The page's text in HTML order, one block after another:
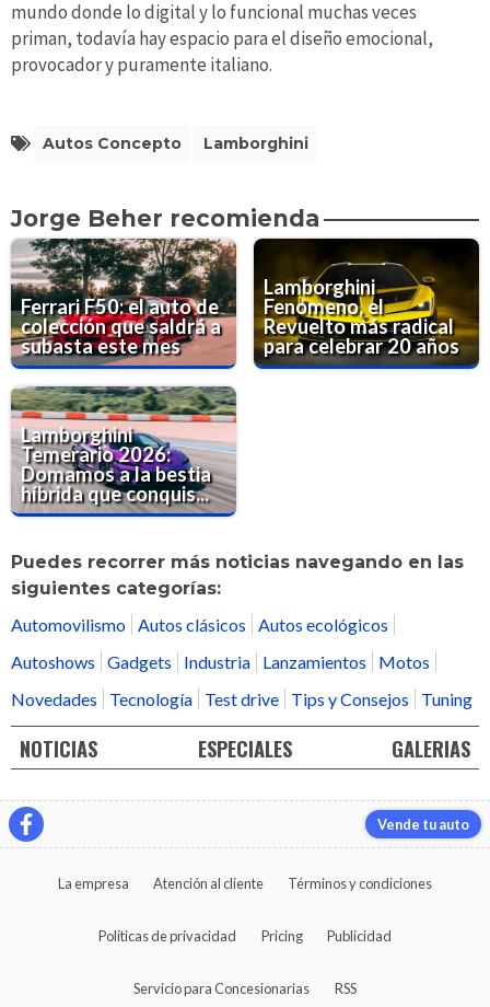
mundo donde lo digital y lo funcional muchas veces
priman, todavía hay espacio para el diseño emocional,
provocador y puramente italiano.
Autos Concepto Lamborghini
Jorge Beher recomienda
Ferrari F50: el auto de
colección que saldrá a
subasta este mes
Lamborghini
Fenomeno, el
Revuelto más radical
para celebrar 20 años
Lamborghini
Temerario 2026:
Domamos a la bestia
híbrida que conquis...
Puedes recorrer más noticias navegando en las
siguientes categorías:
Automovilismo Autos clásicos
Autos ecológicos
Autoshows
Gadgets Industria Lanzamientos
Motos
Novedades
Tecnología Test drive Tips y Consejos Tuning
NOTICIAS ESPECIALES GALERIAS
Vende tu auto
La empresa Atención al cliente Términos y condiciones
Políticas de privacidad Pricing Publicidad
Servicio para Concesionarias RSS